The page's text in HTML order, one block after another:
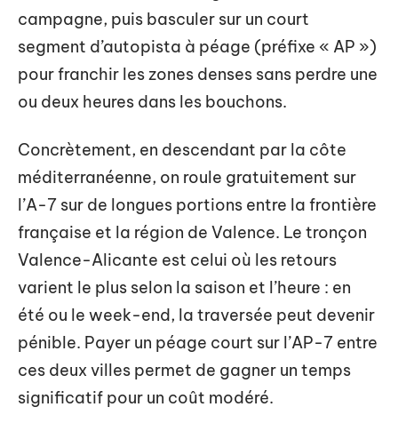
campagne, puis basculer sur un court
segment d’autopista à péage (préfixe « AP »)
pour franchir les zones denses sans perdre une
ou deux heures dans les bouchons.
Concrètement, en descendant par la côte
méditerranéenne, on roule gratuitement sur
l’A-7 sur de longues portions entre la frontière
française et la région de Valence. Le tronçon
Valence-Alicante est celui où les retours
varient le plus selon la saison et l’heure : en
été ou le week-end, la traversée peut devenir
pénible. Payer un péage court sur l’AP-7 entre
ces deux villes permet de gagner un temps
significatif pour un coût modéré.